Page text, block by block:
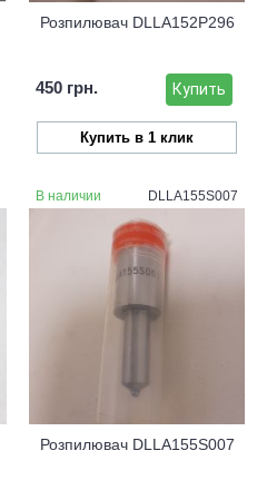
Розпилювач DLLA152P296
450 грн. Купить
Купить в 1 клик
В наличии DLLA155S007
Розпилювач DLLA155S007